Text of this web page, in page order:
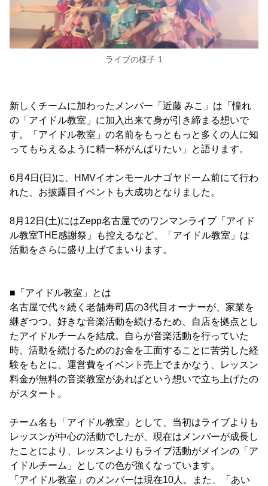
ライブの様子 1
新しくチームに加わったメンバー「近藤 みこ」は「憧れ
の「アイドル教室」に加入出来て身が引き締まる想いで
す。「アイドル教室」の名前をもっともっと多くの人に知
ってもらえるように精一杯がんばりたい」と語ります。
6月4日(日)に、HMVイオンモールナゴヤドーム前にて行わ
れた、お披露目イベントも大成功となりました。
8月12日(土)にはZepp名古屋でのワンマンライブ「アイド
ル教室THE感謝祭」も控えるなど、「アイドル教室」は
活動をさらに盛り上げてまいります。
■「アイドル教室」とは
名古屋で代々続く老舗寿司店の3代目オーナーが、家業を
継ぎつつ、好きな音楽活動を続けるため、自店を拠点とし
たアイドルチームを結成。自らが音楽活動を行っていた
時、活動を続けるためのお金を工面することに苦労した経
験をもとに、運営費をイベント売上でまかなう、レッスン
料金が無料の音楽教室があればという想いで立ち上げたの
がスタート。
チーム名も「アイドル教室」として、当初はライブよりも
レッスンが中心の活動でしたが、現在はメンバーが成長し
たことにより、レッスンよりもライブ活動がメインの「ア
イドルチーム」としての色が強くなっています。
「アイドル教室」のメンバーは現在10人。また、「あい